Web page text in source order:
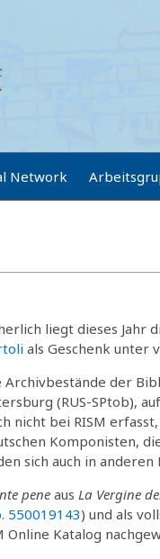
Network
liegt dieses Jahr
als Geschenk unter
Archivbestände der
(RUS-SPtob),
nicht bei RISM
Komponisten,
sich auch in
pene aus La Vergine
550019143) und als
Online Katalog